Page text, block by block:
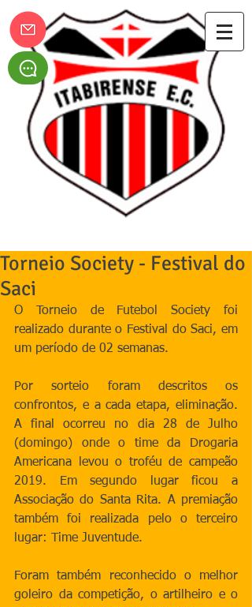
Torneio Society - Festival do
Saci
O Torneio de Futebol Society foi
realizado durante o Festival do Saci, em
um período de 02 semanas.
Por sorteio foram descritos os
confrontos, e a cada etapa, eliminação.
A final ocorreu no dia 28 de Julho
(domingo) onde o time da Drogaria
Americana levou o troféu de campeão
2019. Em segundo lugar ficou a
Associação do Santa Rita. A premiação
também foi realizada pelo o terceiro
lugar: Time Juventude.
Foram também reconhecido o melhor
goleiro da competição, o artilheiro e o